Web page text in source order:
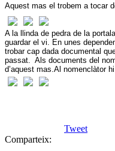
Aquest mas el trobem a tocar
A la llinda de pedra de la
guardar el vi. En unes
trobar cap dada documental
passat. Als documents del
d’aquest mas.Al nomenclàtor
Tweet
Comparteix: